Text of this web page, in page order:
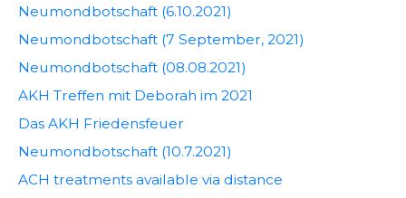
Neumondbotschaft (6.10.2021)
Neumondbotschaft (7 September, 2021)
Neumondbotschaft (08.08.2021)
AKH Treffen mit Deborah im 2021
Das AKH Friedensfeuer
Neumondbotschaft (10.7.2021)
ACH treatments available via distance